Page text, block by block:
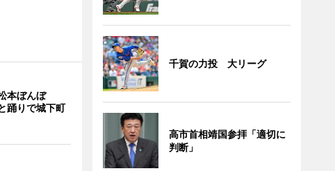
本ぼんぼ
踊りで城下町
千賀の力投 大リーグ
高市首相靖国参拝「適切に
判断」